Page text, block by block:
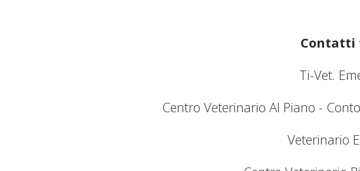
Contatti
Ti-Vet.
Centro Veterinario Al Piano -
Veterinario